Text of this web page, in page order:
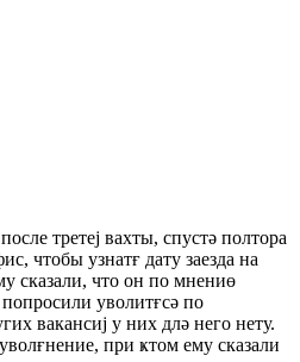
третеј вахты, спустә полтора
чтобы узнатғ дату заезда на
сказали, что он по мнениө
уволитғсә по
вакансиј у них длә него нету.
при ҝтом ему сказали